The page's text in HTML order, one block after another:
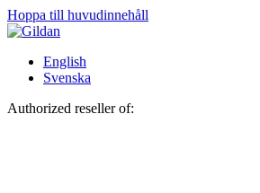
Hoppa till huvudinnehåll
English
Svenska
Authorized reseller of: